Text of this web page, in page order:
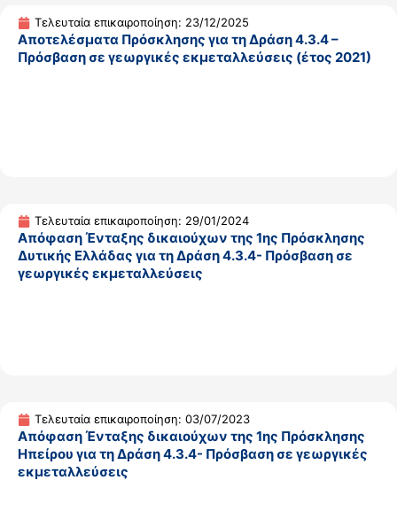
Τελευταία επικαιροποίηση: 23/12/2025
Αποτελέσματα Πρόσκλησης για τη Δράση 4.3.4 –
Πρόσβαση σε γεωργικές εκμεταλλεύσεις (έτος 2021)
Τελευταία επικαιροποίηση: 29/01/2024
Απόφαση Ένταξης δικαιούχων της 1ης Πρόσκλησης
Δυτικής Ελλάδας για τη Δράση 4.3.4- Πρόσβαση σε
γεωργικές εκμεταλλεύσεις
Τελευταία επικαιροποίηση: 03/07/2023
Απόφαση Ένταξης δικαιούχων της 1ης Πρόσκλησης
Ηπείρου για τη Δράση 4.3.4- Πρόσβαση σε γεωργικές
εκμεταλλεύσεις